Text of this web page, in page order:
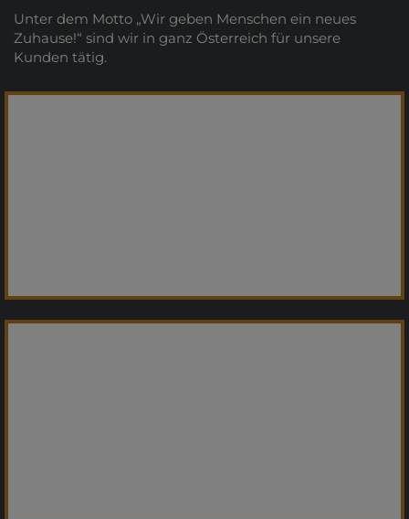
Unter dem Motto „Wir geben Menschen ein neues
Zuhause!“ sind wir in ganz Österreich für unsere
Kunden tätig.